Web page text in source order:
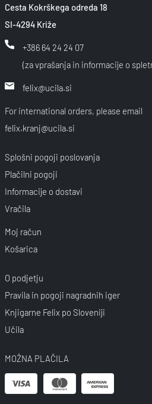
Cesta Kokrškega odreda 18
SI-4294 Križe
+386 64 24 24 07
(za vprašanja in informacije o
felix@ucila.si
For international orders, please email
felix.kranj@ucila.si
Splošni pogoji poslovanja
Plačilni pogoji
Informacije o dostavi
Vračila
Moj račun
Košarica
O podjetju
Pravila in pogoji nagradnih iger
Knjigarne Felix po Sloveniji
Učila
MOŽNA PLAČILA